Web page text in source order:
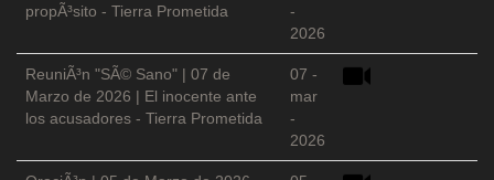
propÃ³sito - Tierra Prometida
-
2026
ReuniÃ³n "SÃ© Sano" | 07 de
Marzo de 2026 | El inocente ante
los acusadores - Tierra Prometida
07 -
mar
-
2026